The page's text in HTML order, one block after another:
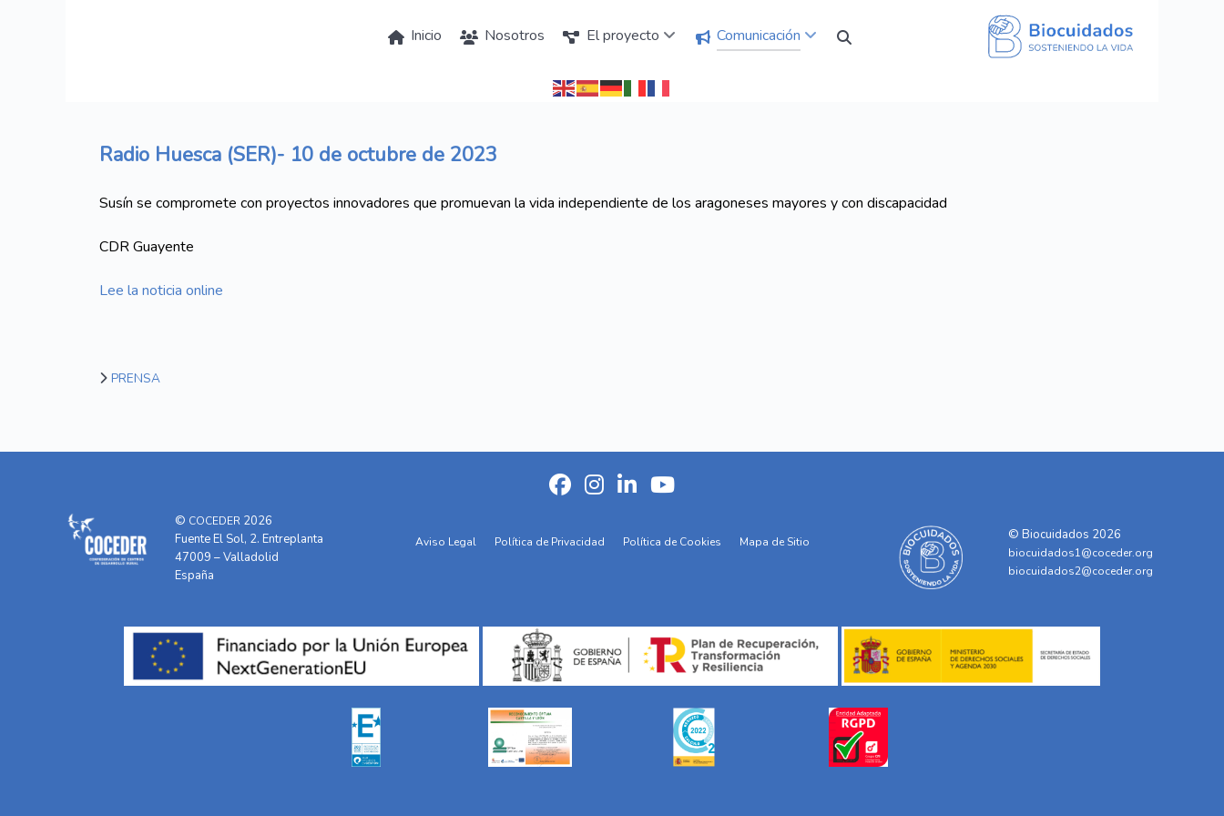
Inicio Nosotros El proyecto Comunicación
Radio Huesca (SER)- 10 de octubre de 2023
Susín se compromete con proyectos innovadores que promuevan la vida independiente de los aragoneses mayores y con discapacidad
CDR Guayente
Lee la noticia online
PRENSA
© COCEDER 2026
Fuente El Sol, 2. Entreplanta
47009 – Valladolid
España
Aviso Legal Política de Privacidad Política de Cookies Mapa de Sitio © Biocuidados 2026
biocuidados1@coceder.org
biocuidados2@coceder.org